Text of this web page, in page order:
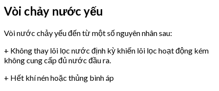
Vòi chảy nước yếu
Vòi nước chảy yếu đến từ một số nguyên nhân sau:
+ Không thay lõi lọc nước định kỳ khiến lõi lọc hoạt động kém
không cung cấp đủ nước đầu ra.
+ Hết khí nén hoặc thủng bình áp